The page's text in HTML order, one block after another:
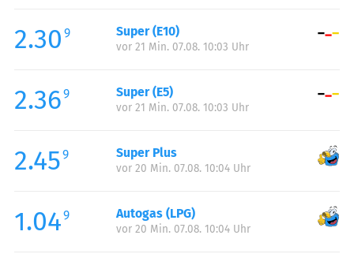
Samstag:
06:00-22:00
Sonntag:
2.30 9 Super (E10)
vor 21 Min. 07.08. 10:03 Uhr
2.369 Super (E5)
vor 21 Min. 07.08. 10:03 Uhr
2.459 Super Plus
vor 20 Min. 07.08. 10:04 Uhr
1.049 Autogas (LPG)
vor 20 Min. 07.08. 10:04 Uhr